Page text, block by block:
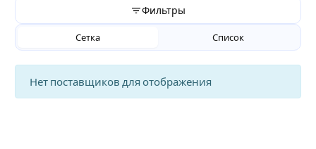
Фильтры
Сетка Список
Нет поставщиков для отображения